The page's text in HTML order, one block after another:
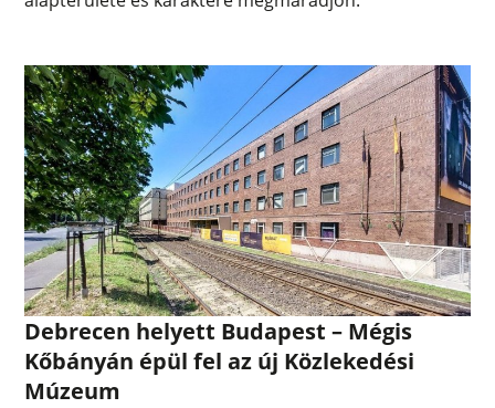
Debrecen helyett Budapest – Mégis
Kőbányán épül fel az új Közlekedési
Múzeum